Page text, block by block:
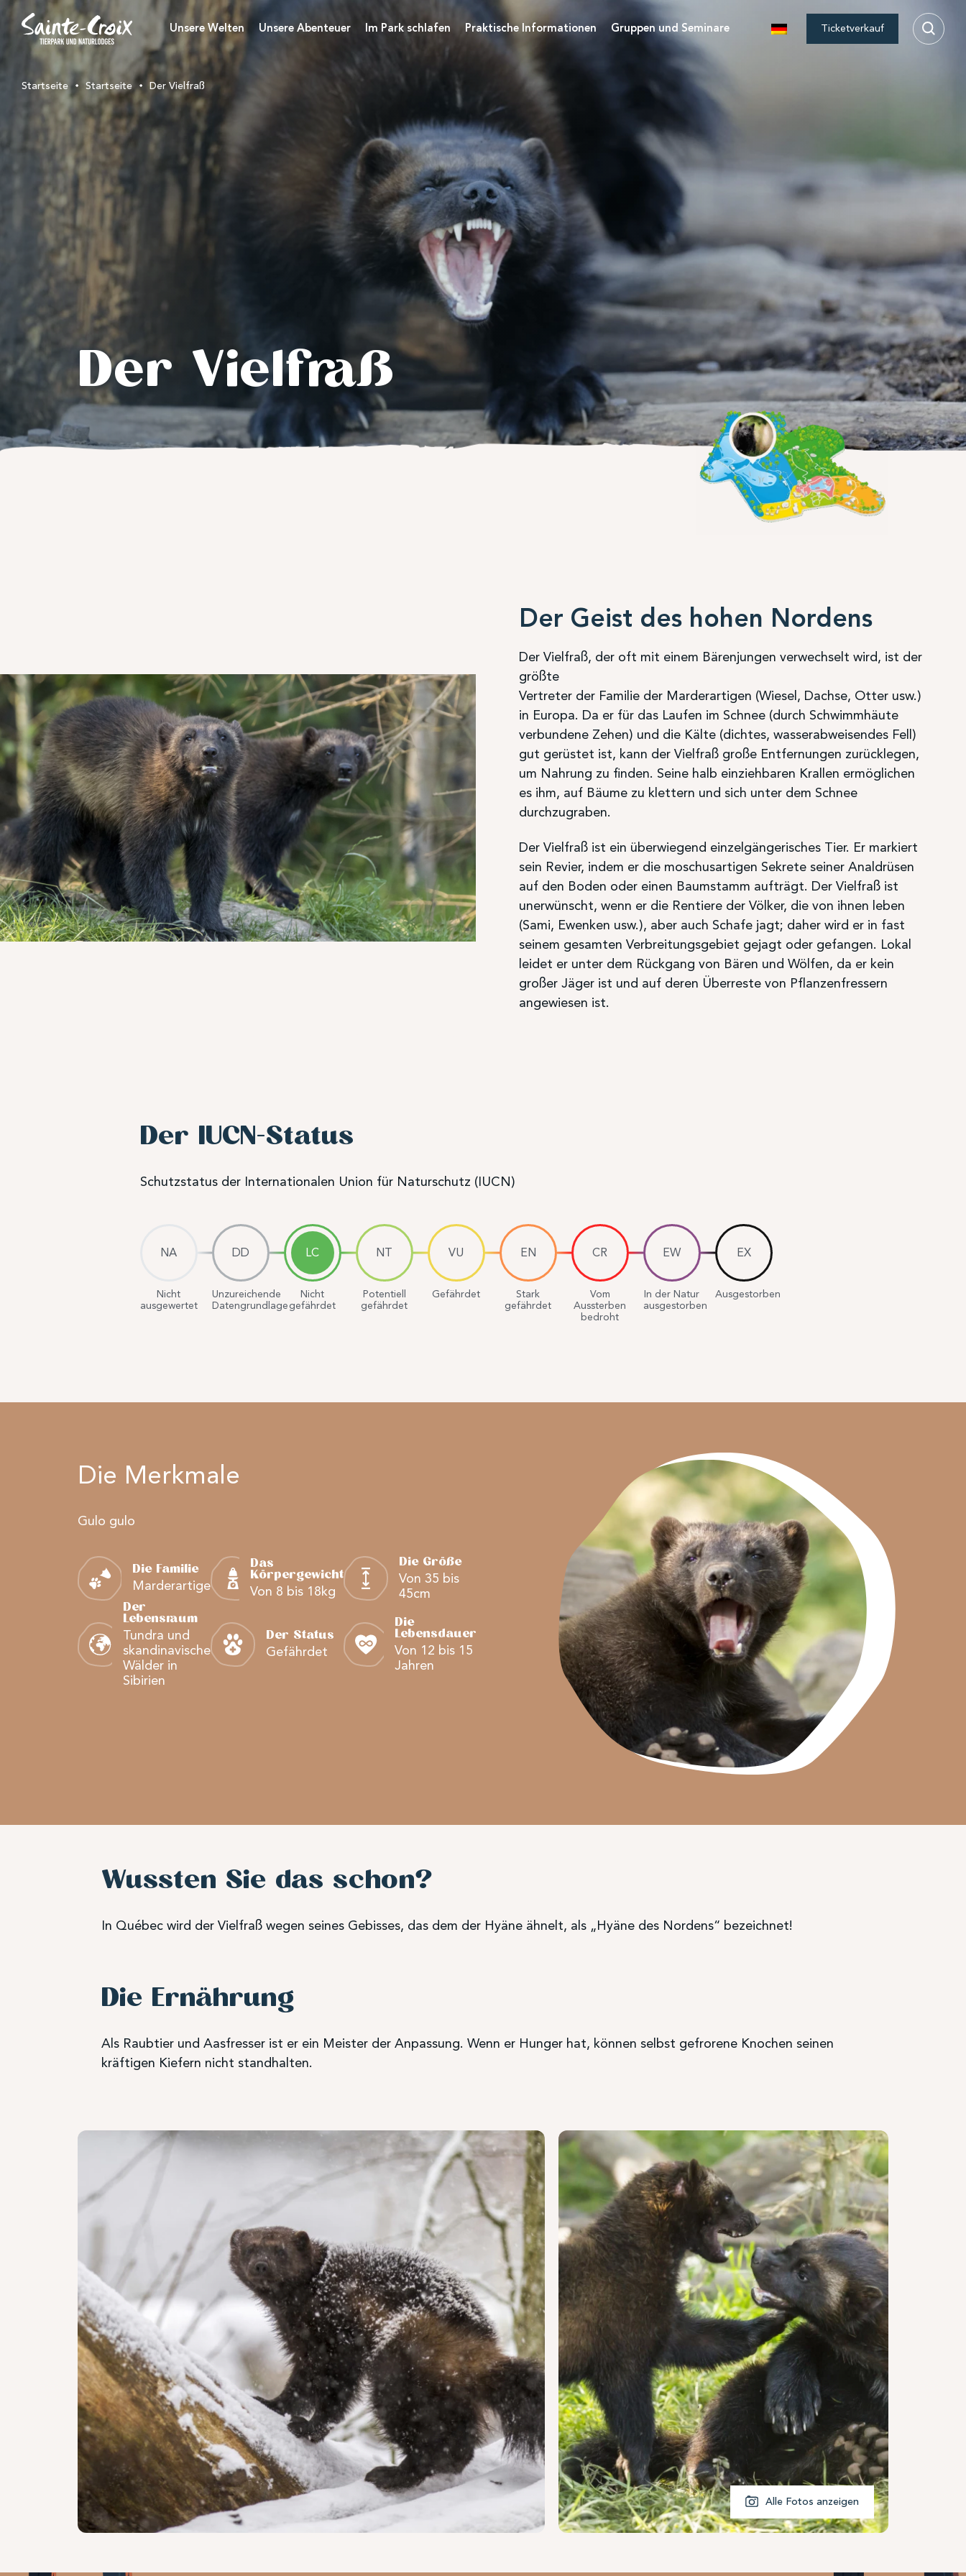
Unsere Welten Unsere Abenteuer Im Park schlafen Praktische Informationen Gruppen und Seminare Ticketverkauf
Startseite Startseite Der Vielfraß
Der Vielfraß
Der Geist des hohen Nordens
Der Vielfraß, der oft mit einem Bärenjungen verwechselt wird, ist der
größte
Vertreter der Familie der Marderartigen (Wiesel, Dachse, Otter usw.)
in Europa. Da er für das Laufen im Schnee (durch Schwimmhäute
verbundene Zehen) und die Kälte (dichtes, wasserabweisendes Fell)
gut gerüstet ist, kann der Vielfraß große Entfernungen zurücklegen,
um Nahrung zu finden. Seine halb einziehbaren Krallen ermöglichen
es ihm, auf Bäume zu klettern und sich unter dem Schnee
durchzugraben.
Der Vielfraß ist ein überwiegend einzelgängerisches Tier. Er markiert
sein Revier, indem er die moschusartigen Sekrete seiner Analdrüsen
auf den Boden oder einen Baumstamm aufträgt. Der Vielfraß ist
unerwünscht, wenn er die Rentiere der Völker, die von ihnen leben
(Sami, Ewenken usw.), aber auch Schafe jagt; daher wird er in fast
seinem gesamten Verbreitungsgebiet gejagt oder gefangen. Lokal
leidet er unter dem Rückgang von Bären und Wölfen, da er kein
großer Jäger ist und auf deren Überreste von Pflanzenfressern
angewiesen ist.
Der IUCN-Status
Schutzstatus der Internationalen Union für Naturschutz (IUCN)
NA
Nicht
ausgewertet
DD
Unzureichende
Datengrundlage
LC
Nicht
gefährdet
NT
Potentiell
gefährdet
VU
Gefährdet
EN
Stark
gefährdet
CR
Vom
Aussterben
bedroht
EW
In der Natur
ausgestorben
EX
Ausgestorben
Die Merkmale
Gulo gulo
Die Familie
Marderartige
Das
Körpergewicht
Von 8 bis 18kg
Die Größe
Von 35 bis
45cm
Der
Lebensraum
Tundra und
skandinavische
Wälder in
Sibirien
Der Status
Gefährdet
Die
Lebensdauer
Von 12 bis 15
Jahren
Wussten Sie das schon?
In Québec wird der Vielfraß wegen seines Gebisses, das dem der Hyäne ähnelt, als „Hyäne des Nordens“ bezeichnet!
Die Ernährung
Als Raubtier und Aasfresser ist er ein Meister der Anpassung. Wenn er Hunger hat, können selbst gefrorene Knochen seinen
kräftigen Kiefern nicht standhalten.
Alle Fotos anzeigen